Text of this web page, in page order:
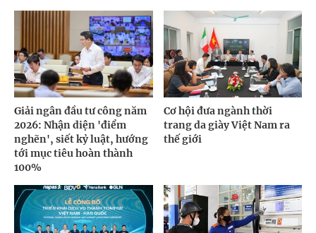
Giải ngân đầu tư công năm
2026: Nhận diện 'điểm
nghẽn', siết kỷ luật, hướng
tới mục tiêu hoàn thành
100%
Cơ hội đưa ngành thời
trang da giày Việt Nam ra
thế giới